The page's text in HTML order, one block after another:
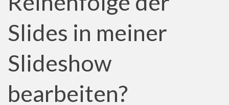
Slides in meiner
Slideshow
bearbeiten?